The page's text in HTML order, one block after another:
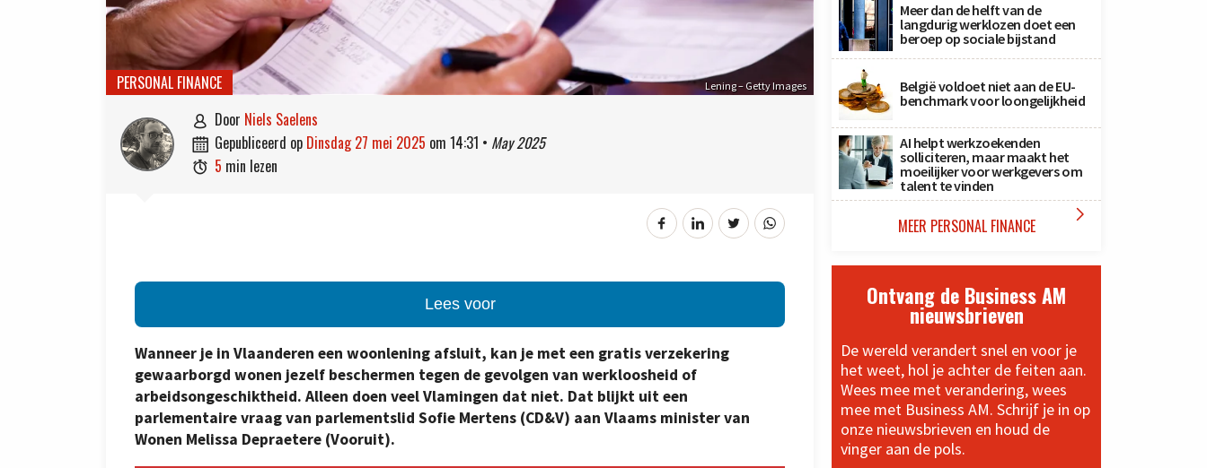
Lening – Getty Images
PERSONAL FINANCE
 door Niels Saelens
 gepubliceerd op dinsdag 27 mei 2025 om 14:31 • May 2025
 5 min lezen
Lees voor
Wanneer je in Vlaanderen een woonlening afsluit, kan je met een gratis verzekering
gewaarborgd wonen jezelf beschermen tegen de gevolgen van werkloosheid of
arbeidsongeschiktheid. Alleen doen veel Vlamingen dat niet. Dat blijkt uit een
parlementaire vraag van parlementslid Sofie Mertens (CD&V) aan Vlaams minister van
Wonen Melissa Depraetere (Vooruit).
Meer dan de helft van de
langdurig werklozen doet een
beroep op sociale bijstand
België voldoet niet aan de EU-
benchmark voor loongelijkheid
AI helpt werkzoekenden
solliciteren, maar maakt het
moeilijker voor werkgevers om
talent te vinden
MEER PERSONAL FINANCE 
Ontvang de Business AM
nieuwsbrieven
De wereld verandert snel en voor je
het weet, hol je achter de feiten aan.
Wees mee met verandering, wees
mee met Business AM. Schrijf je in op
onze nieuwsbrieven en houd de
vinger aan de pols.